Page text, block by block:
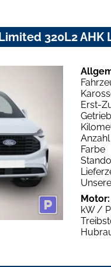
320L2 AHK
Erst-
Farbe
Motor:
kW /